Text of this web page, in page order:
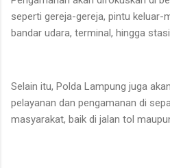
seperti gereja-gereja, pintu keluar-
bandar udara, terminal, hingga
Selain itu, Polda Lampung juga
pelayanan dan pengamanan di
masyarakat, baik di jalan tol